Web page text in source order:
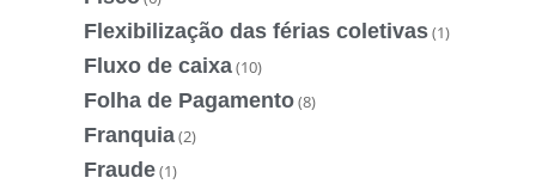
Flexibilização das férias coletivas(1)
Fluxo de caixa(10)
Folha de Pagamento(8)
Franquia(2)
Fraude(1)